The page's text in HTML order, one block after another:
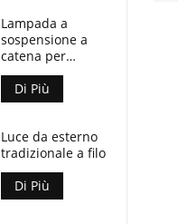
Lampada a
sospensione a
catena per
esterni
Di Più
Luce da esterno
tradizionale a filo
Di Più